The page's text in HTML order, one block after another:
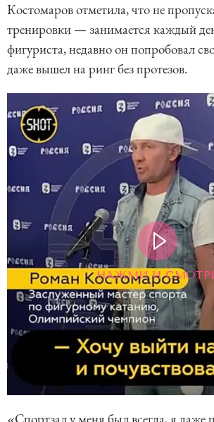
Костомаров отметила, что не
тренировки — занимается каждый
фигуриста, недавно он попробовал
даже вышел на ринг без протезов.
НАЖМИ И